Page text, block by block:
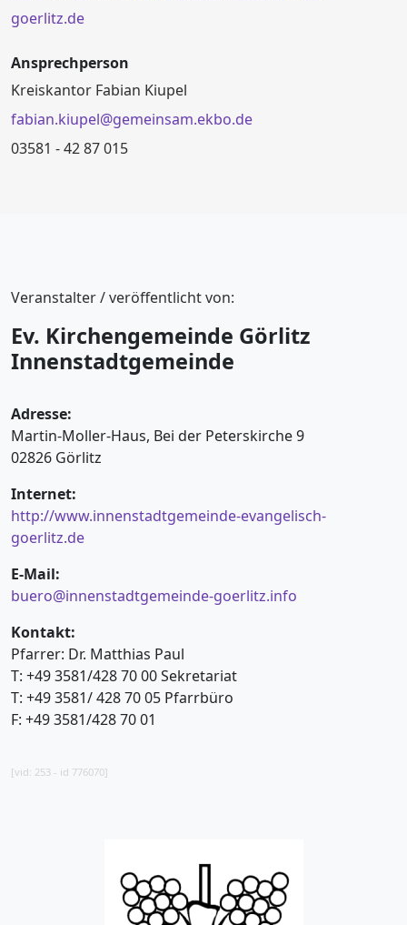
goerlitz.de
Ansprechperson
Kreiskantor Fabian Kiupel
fabian.kiupel@gemeinsam.ekbo.de
03581 - 42 87 015
Veranstalter / veröffentlicht von:
Ev. Kirchengemeinde Görlitz
Innenstadtgemeinde
Adresse:
Martin-Moller-Haus, Bei der Peterskirche 9
02826 Görlitz
Internet:
http://www.innenstadtgemeinde-evangelisch-
goerlitz.de
E-Mail:
buero@innenstadtgemeinde-goerlitz.info
Kontakt:
Pfarrer: Dr. Matthias Paul
T: +49 3581/428 70 00 Sekretariat
T: +49 3581/ 428 70 05 Pfarrbüro
F: +49 3581/428 70 01
[vid: 253 - id 776070]